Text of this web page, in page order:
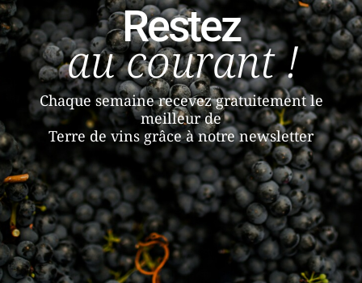
Restez
au courant !
Chaque semaine recevez gratuitement le
meilleur de
Terre de vins grâce à notre newsletter